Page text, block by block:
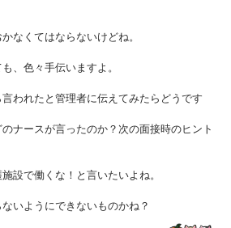
なくてはならないけどね。
、色々手伝いますよ。
われたと管理者に伝えてみたらどうです
ナースが言ったのか？次の面接時のヒント
設で働くな！と言いたいよね。
いようにできないものかね？